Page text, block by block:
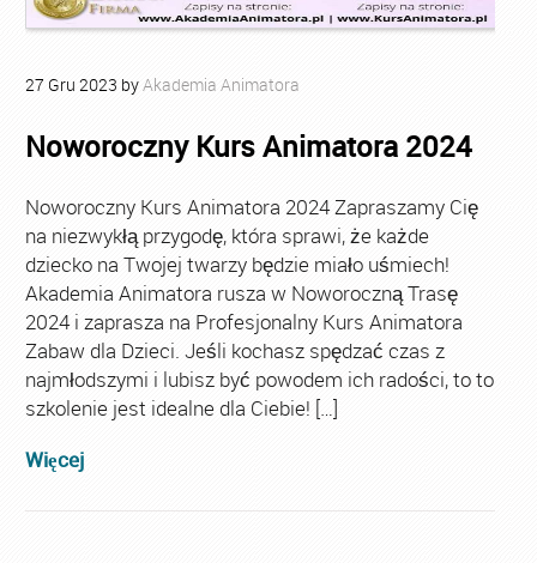
27 Gru 2023 byAkademia Animatora
Noworoczny Kurs Animatora 2024
Noworoczny Kurs Animatora 2024 Zapraszamy Cię
na niezwykłą przygodę, która sprawi, że każde
dziecko na Twojej twarzy będzie miało uśmiech!
Akademia Animatora rusza w Noworoczną Trasę
2024 i zaprasza na Profesjonalny Kurs Animatora
Zabaw dla Dzieci. Jeśli kochasz spędzać czas z
najmłodszymi i lubisz być powodem ich radości, to to
szkolenie jest idealne dla Ciebie! […]
Więcej